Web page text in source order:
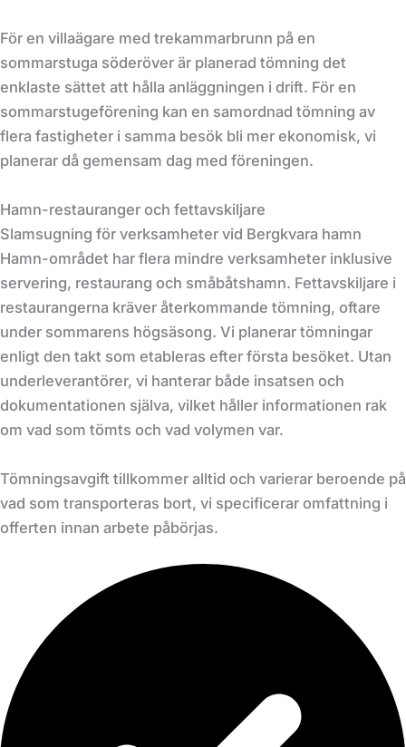
För en villaägare med trekammarbrunn på en
sommarstuga söderöver är planerad tömning det
enklaste sättet att hålla anläggningen i drift. För en
sommarstugeförening kan en samordnad tömning av
flera fastigheter i samma besök bli mer ekonomisk, vi
planerar då gemensam dag med föreningen.
Hamn-restauranger och fettavskiljare
Slamsugning för verksamheter vid Bergkvara hamn
Hamn-området har flera mindre verksamheter inklusive
servering, restaurang och småbåtshamn. Fettavskiljare i
restaurangerna kräver återkommande tömning, oftare
under sommarens högsäsong. Vi planerar tömningar
enligt den takt som etableras efter första besöket. Utan
underleverantörer, vi hanterar både insatsen och
dokumentationen själva, vilket håller informationen rak
om vad som tömts och vad volymen var.
Tömningsavgift tillkommer alltid och varierar beroende på
vad som transporteras bort, vi specificerar omfattning i
offerten innan arbete påbörjas.